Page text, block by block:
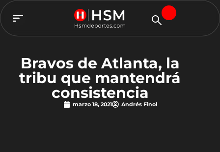
Bravos de Atlanta, la
tribu que mantendrá
consistencia
marzo 18, 2021 Andrés Finol